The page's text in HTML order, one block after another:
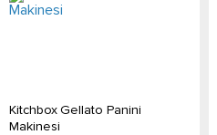
Kitchbox Gellato Panini
Makinesi